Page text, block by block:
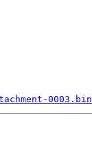
0003.bin